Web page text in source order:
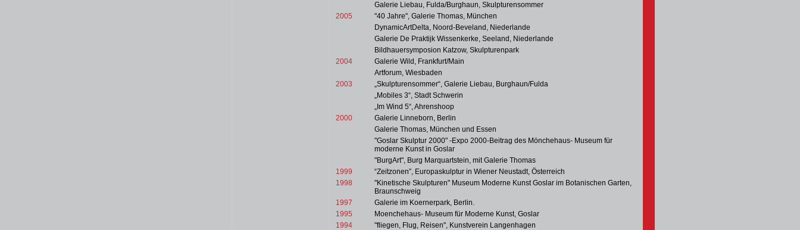
Galerie Liebau, Fulda/Burghaun, Skulpturensommer
2005
"40 Jahre", Galerie Thomas, München
DynamicArtDelta, Noord-Beveland, Niederlande
Galerie De Praktijk Wissenkerke, Seeland, Niederlande
Bildhauersymposion Katzow, Skulpturenpark
2004
Galerie Wild, Frankfurt/Main
Artforum, Wiesbaden
2003
„Skulpturensommer“, Galerie Liebau, Burghaun/Fulda
„Mobiles 3“, Stadt Schwerin
„Im Wind 5“, Ahrenshoop
2000
Galerie Linneborn, Berlin
Galerie Thomas, München und Essen
"Goslar Skulptur 2000" -Expo 2000-Beitrag des Mönchehaus- Museum für
moderne Kunst in Goslar
"BurgArt", Burg Marquartstein, mit Galerie Thomas
1999
“Zeitzonen”, Europaskulptur in Wiener Neustadt, Österreich
1998
"Kinetische Skulpturen" Museum Moderne Kunst Goslar im Botanischen Garten,
Braunschweig
1997
Galerie im Koernerpark, Berlin.
1995
Moenchehaus- Museum für Moderne Kunst, Goslar
1994
"fliegen, Flug, Reisen", Kunstverein Langenhagen